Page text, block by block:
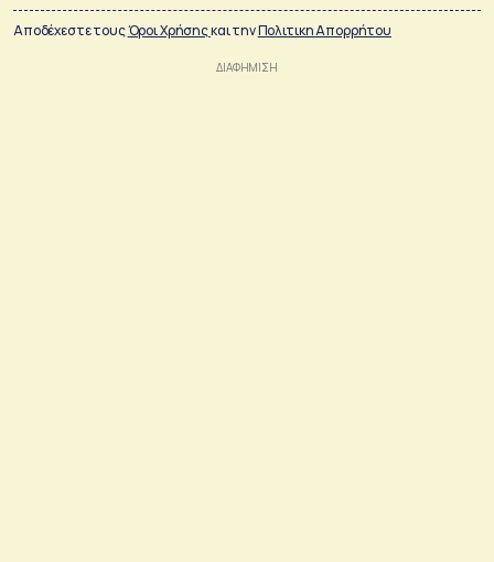
Αποδέχεστε τουςΌροι Χρήσηςκαι τηνΠολιτικη Απορρήτου